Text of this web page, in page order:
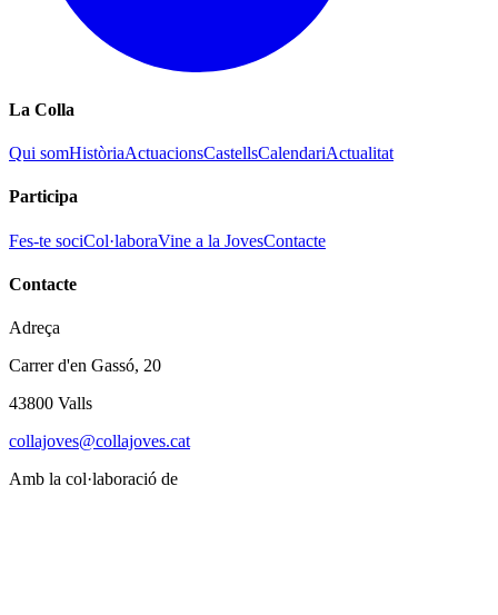
La Colla
Qui somHistòriaActuacionsCastellsCalendariActualitat
Participa
Fes-te sociCol·laboraVine a la JovesContacte
Contacte
Adreça
Carrer d'en Gassó, 20
43800 Valls
collajoves@collajoves.cat
Amb la col·laboració de